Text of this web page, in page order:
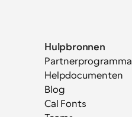
Hulpbronnen
Partnerprogramma
Helpdocumenten
Blog
Cal Fonts